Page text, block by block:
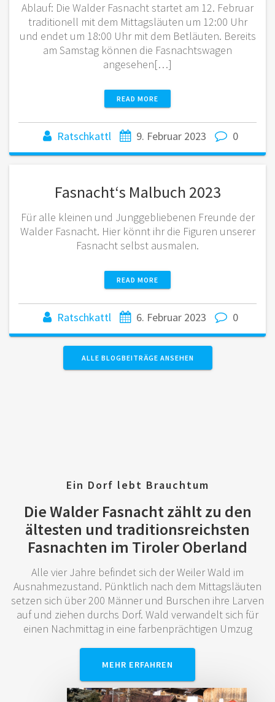
Ablauf: Die Walder Fasnacht startet am 12. Februar
traditionell mit dem Mittagsläuten um 12:00 Uhr
und endet um 18:00 Uhr mit dem Betläuten. Bereits
am Samstag können die Fasnachtswagen
angesehen[…]
READ MORE
Ratschkattl 9. Februar 2023 0
Fasnacht‘s Malbuch 2023
Für alle kleinen und Junggebliebenen Freunde der
Walder Fasnacht. Hier könnt ihr die Figuren unserer
Fasnacht selbst ausmalen.
READ MORE
Ratschkattl 6. Februar 2023 0
ALLE BLOGBEITRÄGE ANSEHEN
Ein Dorf lebt Brauchtum
Die Walder Fasnacht zählt zu den
ältesten und traditionsreichsten
Fasnachten im Tiroler Oberland
Alle vier Jahre befindet sich der Weiler Wald im
Ausnahmezustand. Pünktlich nach dem Mittagsläuten
setzen sich über 200 Männer und Burschen ihre Larven
auf und ziehen durchs Dorf. Wald verwandelt sich für
einen Nachmittag in eine farbenprächtigen Umzug
MEHR ERFAHREN